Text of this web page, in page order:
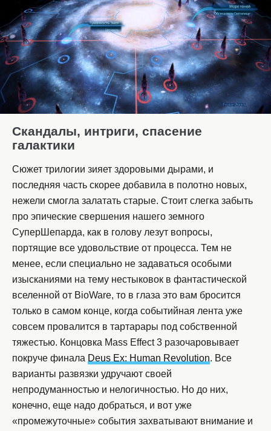
Скандалы, интриги, спасение
галактики
Сюжет трилогии зияет здоровыми дырами, и
последняя часть скорее добавила в полотно новых,
нежели смогла залатать старые. Стоит слегка забыть
про эпические свершения нашего земного
СуперШепарда, как в голову лезут вопросы,
портящие все удовольствие от процесса. Тем не
менее, если специально не задаваться особыми
изысканиями на тему нестыковок в фантастической
вселенной от BioWare, то в глаза это вам бросится
только в самом конце, когда событийная лента уже
совсем провалится в тартарары под собственной
тяжестью. Концовка Mass Effect 3 разочаровывает
покруче финала Deus Ex: Human Revolution. Все
варианты развязки удручают своей
непродуманностью и нелогичностью. Но до них,
конечно, еще надо добраться, и вот уже
«промежуточные» события захватывают внимание и